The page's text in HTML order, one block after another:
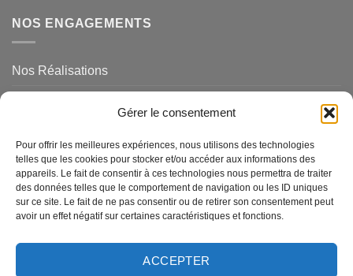
Gérer le consentement
Pour offrir les meilleures expériences, nous utilisons des technologies
telles que les cookies pour stocker et/ou accéder aux informations des
appareils. Le fait de consentir à ces technologies nous permettra de traiter
des données telles que le comportement de navigation ou les ID uniques
sur ce site. Le fait de ne pas consentir ou de retirer son consentement peut
avoir un effet négatif sur certaines caractéristiques et fonctions.
ACCEPTER
NOS ENGAGEMENTS
Nos Réalisations
NOS SERVICES
Magasins de Ravel
Questions Fréquemments Posées